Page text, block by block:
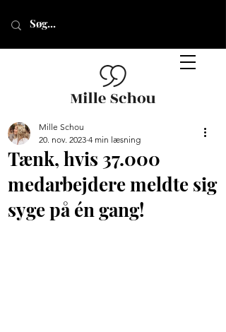
Tænk, hvis 37.000
medarbejdere meldte sig
syge på én gang!
Mille Schou
20. nov. 2023 4 min læsning